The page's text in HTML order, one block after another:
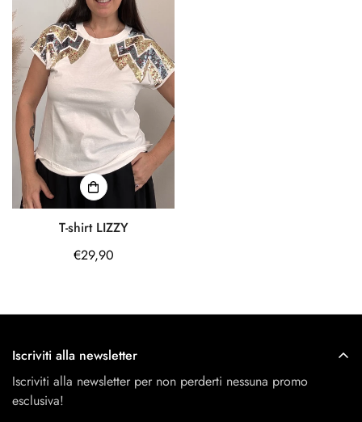
T-shirt LIZZY
Prezzo
€29,90
Iscriviti alla newsletter
Iscriviti alla newsletter per non perderti nessuna promo
esclusiva!
Confirm your age
Are you 18 years old or older?
No, I'm not